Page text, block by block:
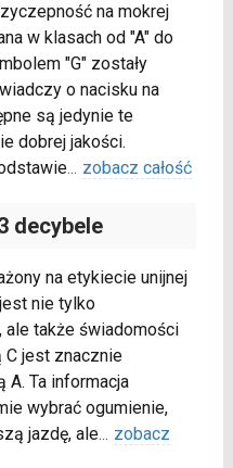
na mokrej
w klasach od "A" do
"G" zostały
o nacisku na
są jedynie te
dobrej jakości.
... zobacz całość
decybele
na etykiecie unijnej
nie tylko
także świadomości
C jest znacznie
A. Ta informacja
wybrać ogumienie,
jazdę, ale... zobacz